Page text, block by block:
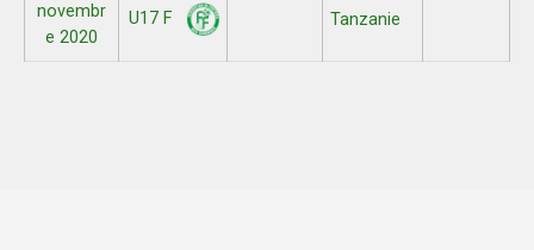
novembr
e 2020
U17 F
Tanzanie